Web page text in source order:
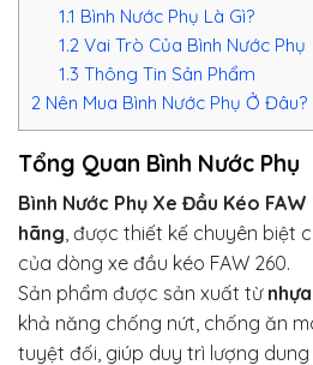
1.1 Bình Nước Phụ Là Gì?
1.2 Vai Trò Của Bình Nước Phụ
1.3 Thông Tin Sản Phẩm
2 Nên Mua Bình Nước Phụ Ở Đâu?
Tổng Quan Bình Nước Phụ
Bình Nước Phụ Xe Đầu Kéo FAW
hãng, được thiết kế chuyên biệt
của dòng xe đầu kéo FAW 260.
Sản phẩm được sản xuất từ
khả năng chống nứt, chống ăn
tuyệt đối, giúp duy trì lượng